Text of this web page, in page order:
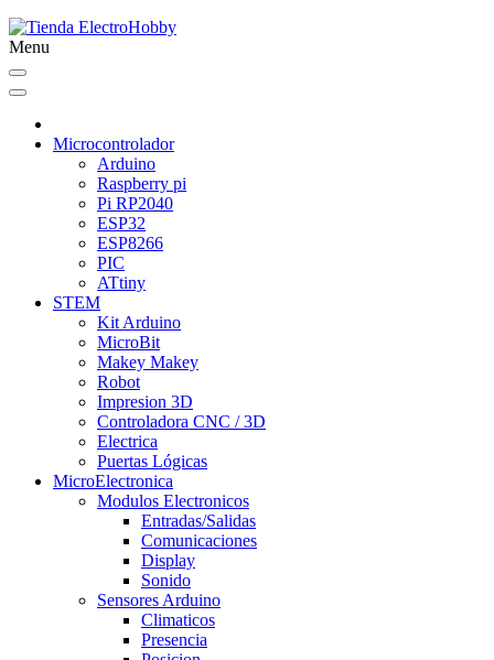
Menu
Microcontrolador
Arduino
Raspberry pi
Pi RP2040
ESP32
ESP8266
PIC
ATtiny
STEM
Kit Arduino
MicroBit
Makey Makey
Robot
Impresion 3D
Controladora CNC / 3D
Electrica
Puertas Lógicas
MicroElectronica
Modulos Electronicos
Entradas/Salidas
Comunicaciones
Display
Sonido
Sensores Arduino
Climaticos
Presencia